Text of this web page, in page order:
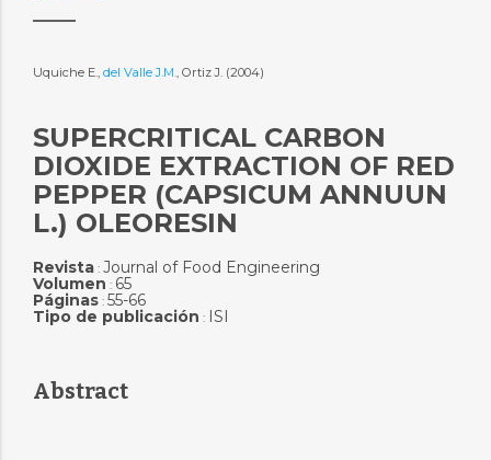
Uquiche E., del Valle J.M., Ortiz J. (2004)
SUPERCRITICAL CARBON
DIOXIDE EXTRACTION OF RED
PEPPER (CAPSICUM ANNUUN
L.) OLEORESIN
Revista: Journal of Food Engineering
Volumen : 65
Páginas: 55-66
Tipo de publicación : ISI
Abstract